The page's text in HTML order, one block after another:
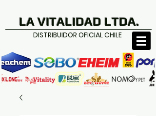
LA VITALIDAD LTDA.
DISTRIBUIDOR OFICIAL CHILE